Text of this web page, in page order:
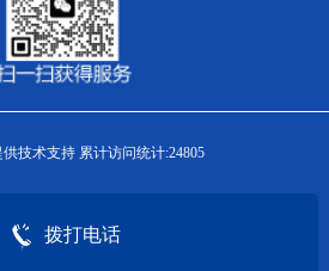
技术支持 累计访问统计:24805
拨打电话